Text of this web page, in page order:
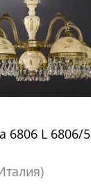
6806 L 6806/5